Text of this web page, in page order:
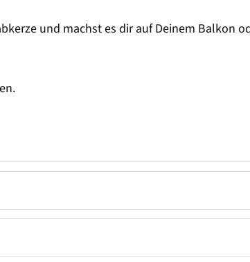
und machst es dir auf Deinem Balkon